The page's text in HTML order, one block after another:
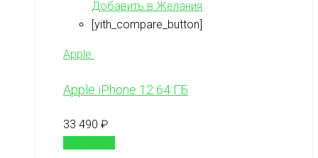
Добавить в Желания
[yith_compare_button]
Apple
Apple iPhone 12 64 ГБ
33 490 ₽